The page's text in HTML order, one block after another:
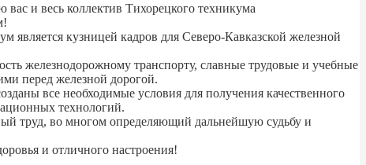
и весь коллектив Тихорецкого техникума
является кузницей кадров для Северо-Кавказской железной
железнодорожному транспорту, славные трудовые и учебные
перед железной дорогой.
все необходимые условия для получения качественного
технологий.
труд, во многом определяющий дальнейшую судьбу и
и отличного настроения!